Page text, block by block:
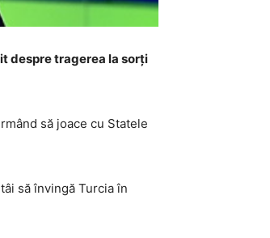
despre tragerea la sorți
să joace cu Statele
să învingă Turcia în